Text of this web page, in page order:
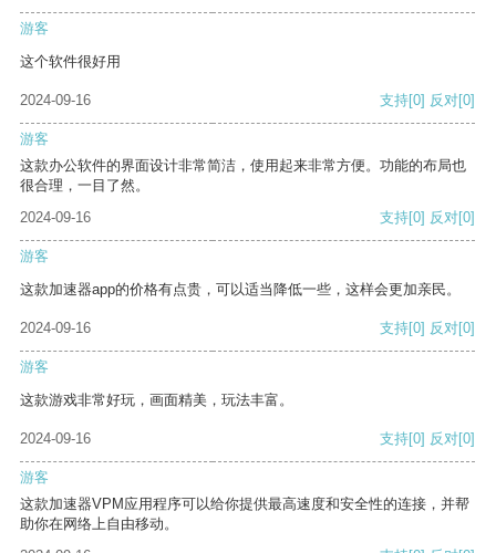
游客
这个软件很好用
2024-09-16 支持[0] 反对[0]
游客
这款办公软件的界面设计非常简洁，使用起来非常方便。功能的布局也
很合理，一目了然。
2024-09-16
支持[0] 反对[0]
游客
这款加速器app的价格有点贵，可以适当降低一些，这样会更加亲民。
2024-09-16 支持[0] 反对[0]
游客
这款游戏非常好玩，画面精美，玩法丰富。
2024-09-16 支持[0] 反对[0]
游客
这款加速器VPM应用程序可以给你提供最高速度和安全性的连接，并帮
助你在网络上自由移动。